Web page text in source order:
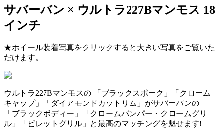
サバーバン × ウルトラ227Bマンモス 18
インチ
★ホイール装着写真をクリックすると大きい写真をご覧いた
だけます。
ウルトラ227Bマンモスの 「ブラックスポーク」「クローム
キャップ」「ダイアモンドカットリム」がサバーバンの
「ブラックボディー」「クロームバンパー・クロームグリ
ル」「ビレットグリル」と最高のマッチングを魅せます!